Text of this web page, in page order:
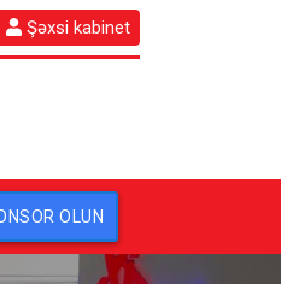
Şəxsi kabinet
OLUN